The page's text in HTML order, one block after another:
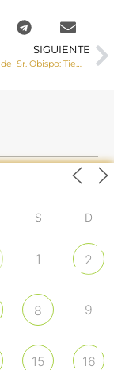
SIGUIENTE
Carta semanal del Sr. Obispo: Tiempo de Sínodo
S D
1 2
8 9
15 16